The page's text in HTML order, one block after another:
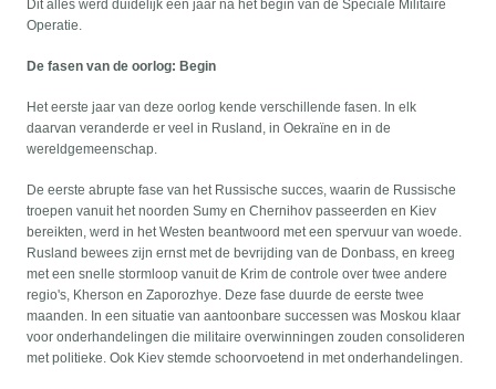
Dit alles werd duidelijk een jaar na het begin van de Speciale Militaire
Operatie.
De fasen van de oorlog: Begin
Het eerste jaar van deze oorlog kende verschillende fasen. In elk
daarvan veranderde er veel in Rusland, in Oekraïne en in de
wereldgemeenschap.
De eerste abrupte fase van het Russische succes, waarin de Russische
troepen vanuit het noorden Sumy en Chernihov passeerden en Kiev
bereikten, werd in het Westen beantwoord met een spervuur van woede.
Rusland bewees zijn ernst met de bevrijding van de Donbass, en kreeg
met een snelle stormloop vanuit de Krim de controle over twee andere
regio's, Kherson en Zaporozhye. Deze fase duurde de eerste twee
maanden. In een situatie van aantoonbare successen was Moskou klaar
voor onderhandelingen die militaire overwinningen zouden consolideren
met politieke. Ook Kiev stemde schoorvoetend in met onderhandelingen.